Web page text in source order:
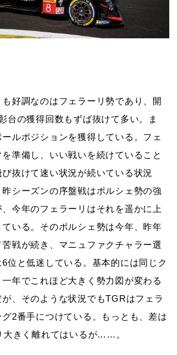
好調なのはフェラーリ勢であり、開
台の獲得回数もずば抜けて多い。ま
ルポジションを獲得している。フェ
準備し、いい戦いを続けていること
抜けて速い状況が続いている状況
シーズンの序盤戦はポルシェ勢の強
今年のフェラーリはそれを遥かに上
いる。そのポルシェ勢は今年、昨年
戦が続き、マニュファクチャラー選
位と低迷している。基本的には同じク
年でこれほど大きく勢力図が変わる
、そのような状況でもTGRはフェラ
2番手につけている。もっとも、差は
大きく離れてはいるが……。